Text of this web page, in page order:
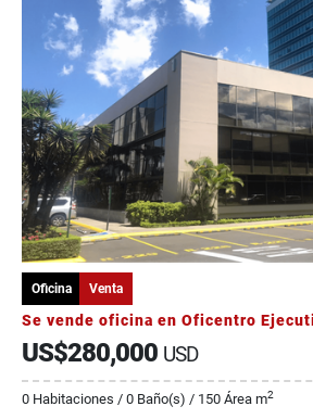
Oficina Venta
US$280,000 USD
0 Habitaciones / 0 Baño(s) / 150 Área m2